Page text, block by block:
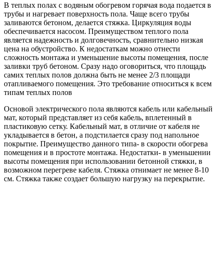
В теплых полах с водяным обогревом горячая вода подается в
трубы и нагревает поверхность пола. Чаще всего трубы
заливаются бетоном, делается стяжка. Циркуляция воды
обеспечивается насосом. Преимуществом теплого пола
является надежность и долговечность, сравнительно низкая
цена на обустройство. К недостаткам можно отнести
сложность монтажа и уменьшение высоты помещения, после
заливки труб бетоном. Сразу надо оговориться, что площадь
самих теплых полов должна быть не менее 2/3 площади
отапливаемого помещения. Это требование относиться к всем
типам теплых полов
Основой электрического пола являются кабель или кабельный
мат, который представляет из себя кабель, вплетенный в
пластиковую сетку. Кабельный мат, в отличие от кабеля не
укладывается в бетон, а подстилается сразу под напольное
покрытие. Преимущество данного типа- в скорости обогрева
помещения и в простоте монтажа. Недостатки- в уменьшении
высоты помещения при использовании бетонной стяжки, в
возможном перегреве кабеля. Стяжка отнимает не менее 8-10
см. Стяжка также создает большую нагрузку на перекрытие.